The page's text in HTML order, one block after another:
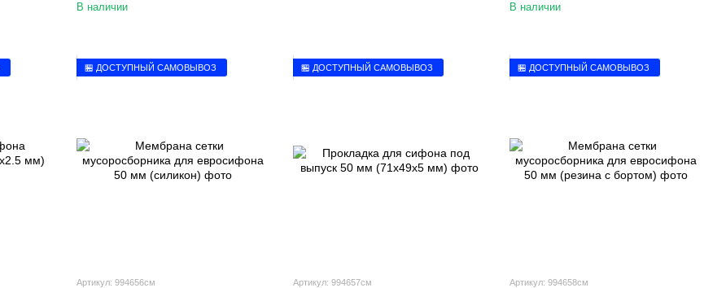
В наличии В наличии
🏪 ДОСТУПНЫЙ САМОВЫВОЗ
Артикул: 994656см
🏪 ДОСТУПНЫЙ САМОВЫВОЗ
Артикул: 994657см
🏪 ДОСТУПНЫЙ САМОВЫВОЗ
Артикул: 994658см